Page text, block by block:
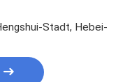
Stadt, Hebei-